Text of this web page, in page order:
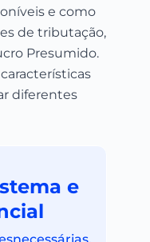
e como
de tributação,
Presumido.
diferentes
e